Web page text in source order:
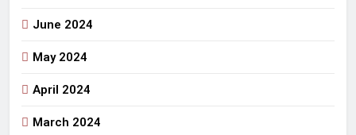
June 2024
May 2024
April 2024
March 2024